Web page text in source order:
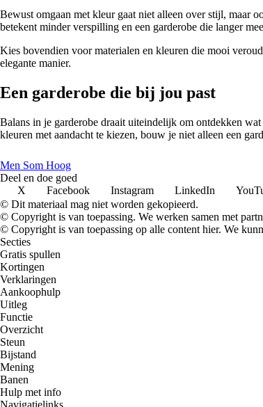
Bewust omgaan met kleur gaat niet alleen over stijl, maar
betekent minder verspilling en een garderobe die langer
Kies bovendien voor materialen en kleuren die mooi
elegante manier.
Een garderobe die bij jou past
Balans in je garderobe draait uiteindelijk om ontdekken
kleuren met aandacht te kiezen, bouw je niet alleen een
Men Som Hoog
Deel en doe goed
X
Facebook Instagram LinkedIn
© Dit materiaal mag niet worden gekopieerd.
© Copyright is van toepassing. We werken samen met
© Copyright is van toepassing op alle content hier. We
Secties
Gratis spullen
Kortingen
Verklaringen
Aankoophulp
Uitleg
Functie
Overzicht
Steun
Bijstand
Mening
Banen
Hulp met info
Navigatielinks